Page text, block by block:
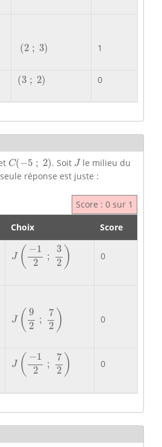
(2 ; 3)
(2 3) 1
(3 ; 2)
(3 2) 0
C(−5 ; 2)
C(− 5; 2 ) . Soit Jle milieu du
réponse est juste :
Score : 0 sur 1
Choix Score
J ( −1
2
;
3
2 )
J(−12;32)
0
J ( 9
2
;
7
2 )
2; )
0
J ( −1
2
;
7
2 )
1 ;
0